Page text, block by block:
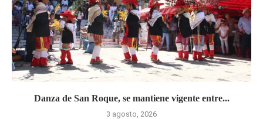
Danza de San Roque, se mantiene vigente entre...
3 agosto, 2026